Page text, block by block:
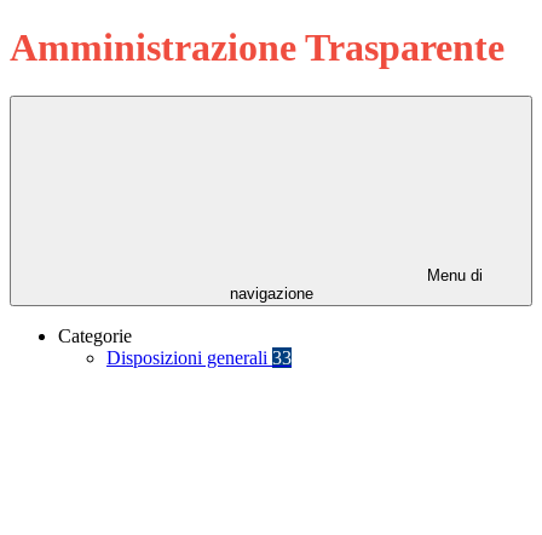
Amministrazione Trasparente
Menu di
navigazione
Categorie
Disposizioni generali 33